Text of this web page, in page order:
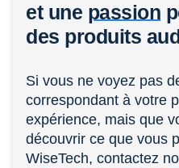
et une passion
des produits
Si vous ne voyez pas
correspondant à votre
expérience, mais que
découvrir ce que vous
WiseTech, contactez